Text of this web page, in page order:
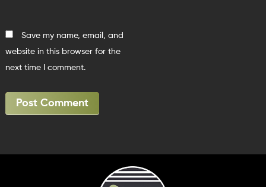
Save my name, email, and
website in this browser for the
next time I comment.